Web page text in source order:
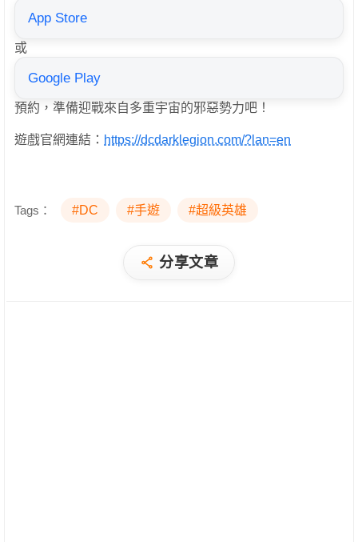
App Store
或
Google Play
預約，準備迎戰來自多重宇宙的邪惡勢力吧！
遊戲官網連結： https://dcdarklegion.com/?lan=en
Tags： #DC #手遊 #超級英雄
分享文章